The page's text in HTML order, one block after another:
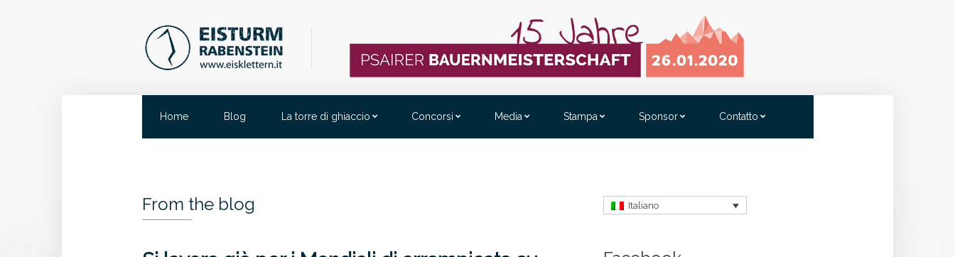
Home Blog La torre di ghiaccio Concorsi Media Stampa Sponsor Contatto
From the blog Italiano